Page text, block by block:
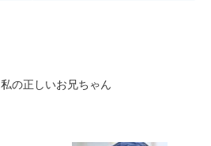
私の正しいお兄ちゃん